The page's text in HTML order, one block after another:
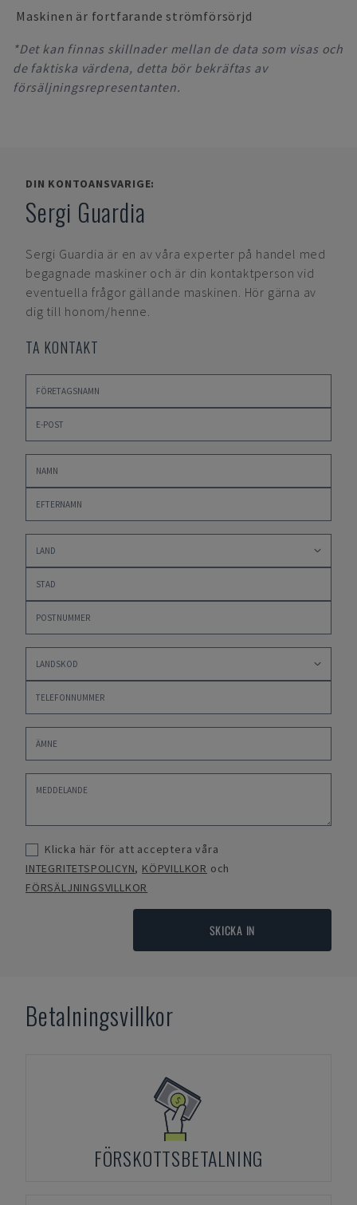
Maskinen är fortfarande strömförsörjd
*Det kan finnas skillnader mellan de data som visas och
de faktiska värdena, detta bör bekräftas av
försäljningsrepresentanten.
DIN KONTOANSVARIGE:
Sergi Guardia
Sergi Guardia är en av våra experter på handel med
begagnade maskiner och är din kontaktperson vid
eventuella frågor gällande maskinen. Hör gärna av
dig till honom/henne.
TA KONTAKT
Klicka här för att acceptera våra
INTEGRITETSPOLICYN, KÖPVILLKOR och
FÖRSÄLJNINGSVILLKOR
SKICKA IN
Betalningsvillkor
FÖRSKOTTSBETALNING